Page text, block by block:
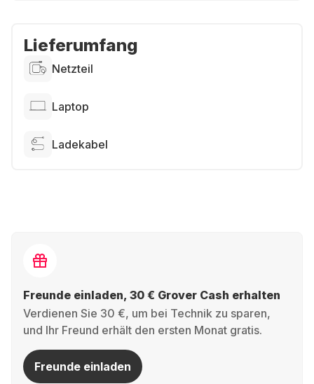
Lieferumfang
Netzteil
Laptop
Ladekabel
Freunde einladen, 30 € Grover Cash erhalten
Verdienen Sie 30 €, um bei Technik zu sparen,
und Ihr Freund erhält den ersten Monat gratis.
Freunde einladen